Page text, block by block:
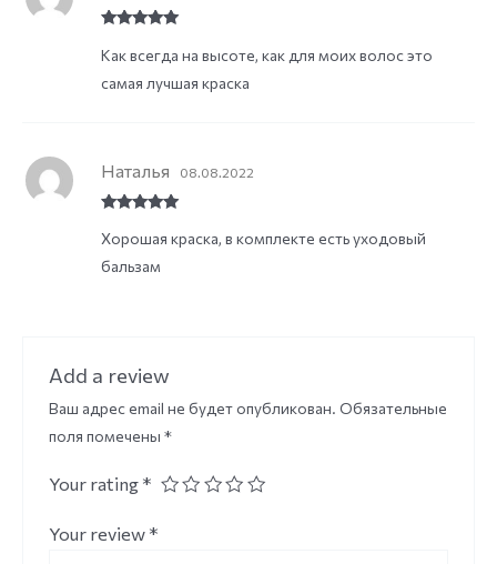
of 5
Как всегда на высоте, как для моих волос это
самая лучшая краска
of 5
Наталья 08.08.2022
Хорошая краска, в комплекте есть уходовый
бальзам
Add a review
Ваш адрес email не будет опубликован. Обязательные
поля помечены *
Your rating *
Your review *